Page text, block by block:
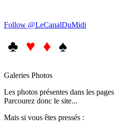
Follow @LeCanalDuMidi
♣ ♥ ♦ ♠
Galeries Photos
Les photos présentes dans les
Parcourez donc le site...
Mais si vous êtes pressés :